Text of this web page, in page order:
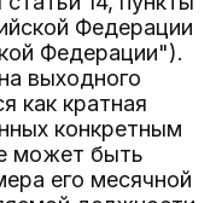
Федерации
Федерации").
выходного
как кратная
конкретным
может быть
его месячной